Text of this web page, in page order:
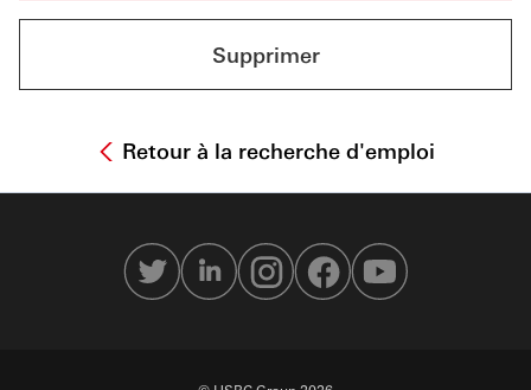
Supprimer
Retour à la recherche d'emploi